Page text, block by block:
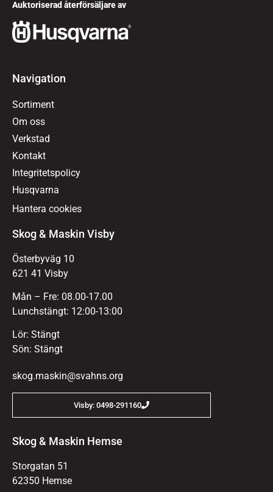
Auktoriserad återförsäljare av
Navigation
Sortiment
Om oss
Verkstad
Kontakt
Integritetspolicy
Husqvarna
Hantera cookies
Skog & Maskin Visby
Österbyväg 10
621 41 Visby
Mån – Fre: 08.00-17.00
Lunchstängt: 12:00-13:00
Lör: Stängt
Sön: Stängt
skog.maskin@svahns.org
Visby: 0498-291160
Skog & Maskin Hemse
Storgatan 51
62350 Hemse